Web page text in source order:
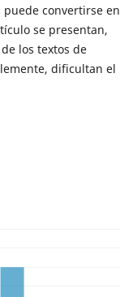
convertirse en
se presentan,
los textos de
dificultan el